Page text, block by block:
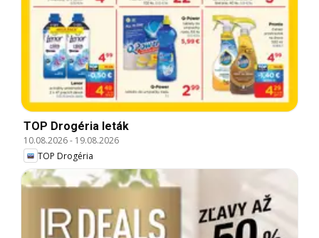
TOP Drogéria leták
10.08.2026- 19.08.2026
TOP Drogéria